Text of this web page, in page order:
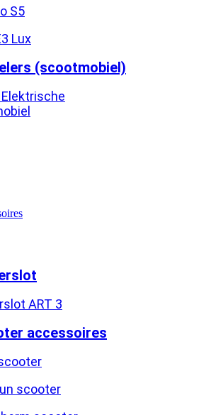
S5
Lux
(scootmobiel)
ART 3
accessoires
scooter